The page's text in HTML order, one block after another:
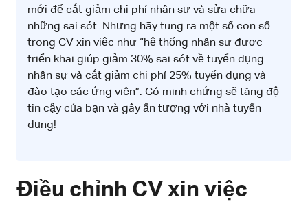
mới để cắt giảm chi phí nhân sự và sửa chữa
những sai sót. Nhưng hãy tung ra một số con số
trong CV xin việc như “hệ thống nhân sự được
triển khai giúp giảm 30% sai sót về tuyển dụng
nhân sự và cắt giảm chi phí 25% tuyển dụng và
đào tạo các ứng viên”. Có minh chứng sẽ tăng độ
tin cậy của bạn và gây ấn tượng với nhà tuyển
dụng!
Điều chỉnh CV xin việc